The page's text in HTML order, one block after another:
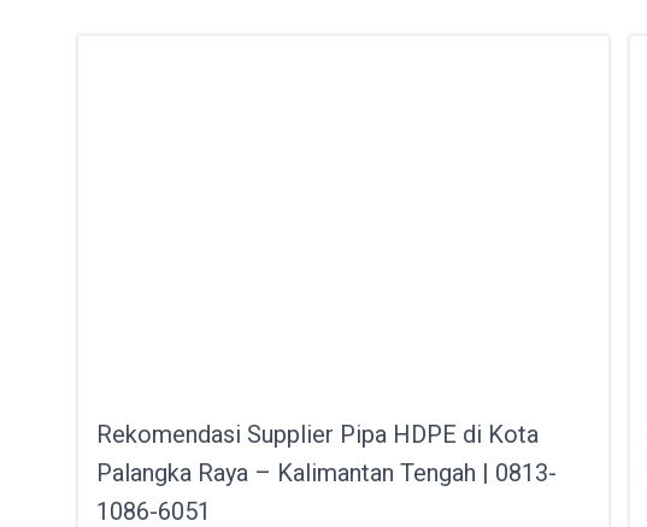
Rekomendasi Supplier Pipa HDPE di Kota
Palangka Raya – Kalimantan Tengah | 0813-
1086-6051